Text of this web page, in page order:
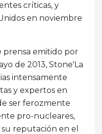
críticas, y
en noviembre
emitido por
de 2013, Stone'La
intensamente
y expertos en
ser ferozmente
pro-nucleares,
reputación en el